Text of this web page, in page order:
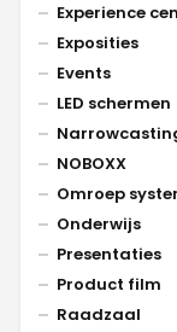
Experience
Exposities
Events
LED schermen
NOBOXX
Omroep
Onderwijs
Presentaties
Product film
Raadzaal